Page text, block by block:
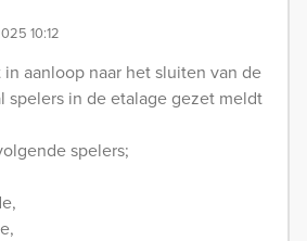
10:12
aanloop naar het sluiten van de
spelers in de etalage gezet meldt
spelers;